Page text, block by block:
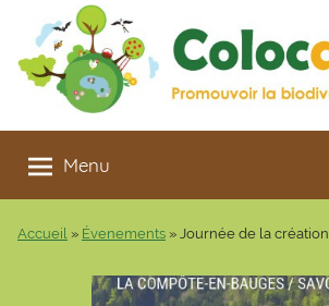
contenu
Colocaterre
Promouvoir
la
proximité
Menu
Accueil » Évenements » Journée de la création